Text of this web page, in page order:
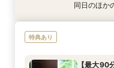
【初めて
【少人数
【最大90
【大切な
【マイナ
ウェディ
迷い始め
同日のほか
特典あり
【最大90